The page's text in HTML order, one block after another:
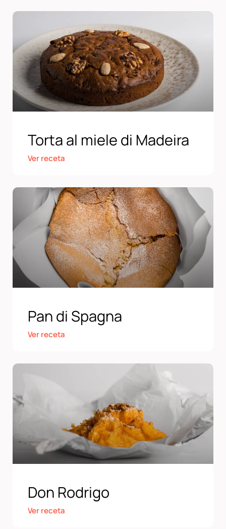
Torta al miele di Madeira
Ver receta
Pan di Spagna
Ver receta
Don Rodrigo
Ver receta